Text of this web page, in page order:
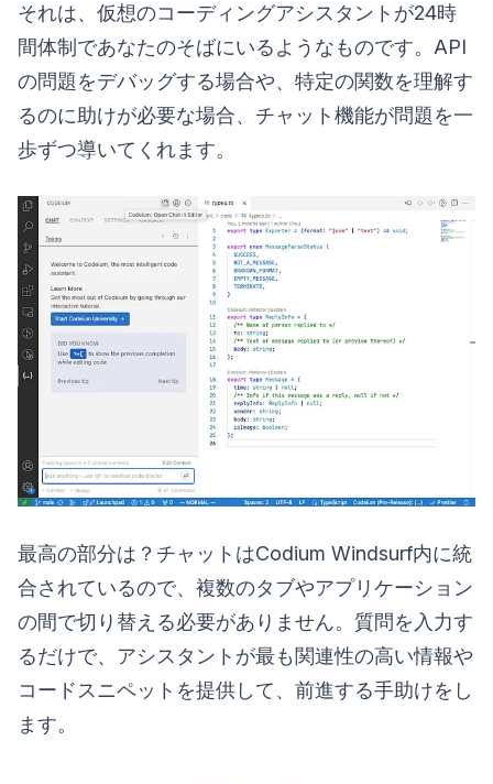
それは、仮想のコーディングアシスタントが24時
間体制であなたのそばにいるようなものです。API
の問題をデバッグする場合や、特定の関数を理解す
るのに助けが必要な場合、チャット機能が問題を一
歩ずつ導いてくれます。
最高の部分は？チャットはCodium Windsurf内に統
合されているので、複数のタブやアプリケーション
の間で切り替える必要がありません。質問を入力す
るだけで、アシスタントが最も関連性の高い情報や
コードスニペットを提供して、前進する手助けをし
ます。